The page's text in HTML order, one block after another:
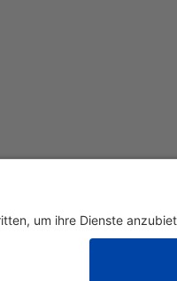
Warenkorb gelegt